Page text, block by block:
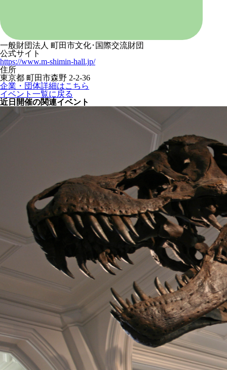
一般財団法人 町田市文化･国際交流財団
公式サイト
https://www.m-shimin-hall.jp/
住所
東京都 町田市森野 2-2-36
企業・団体詳細はこちら
イベント一覧に戻る
近日開催の関連イベント